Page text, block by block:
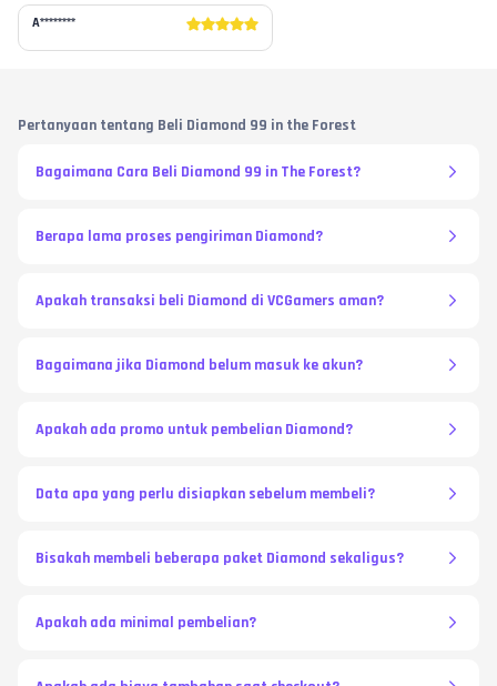
A********
Pertanyaan tentang Beli Diamond 99 in the Forest
Bagaimana Cara Beli Diamond 99 in The Forest?
Berapa lama proses pengiriman Diamond?
Apakah transaksi beli Diamond di VCGamers aman?
Bagaimana jika Diamond belum masuk ke akun?
Apakah ada promo untuk pembelian Diamond?
Data apa yang perlu disiapkan sebelum membeli?
Bisakah membeli beberapa paket Diamond sekaligus?
Apakah ada minimal pembelian?